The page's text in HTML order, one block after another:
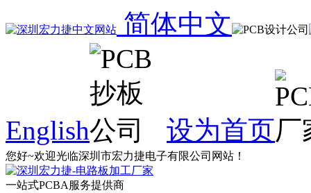
简体中文
English 设为首页
您好~欢迎光临深圳市宏力捷电子有限公司网站！
一站式PCBA 服务提供商